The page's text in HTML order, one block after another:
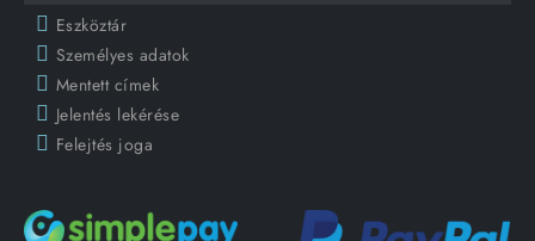
Eszköztár
Személyes adatok
Mentett címek
Jelentés lekérése
Felejtés joga